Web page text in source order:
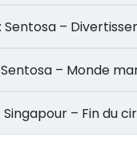
Jour 20: Sentosa –
Jour 21: Sentosa –
Jour 22: Singapour –